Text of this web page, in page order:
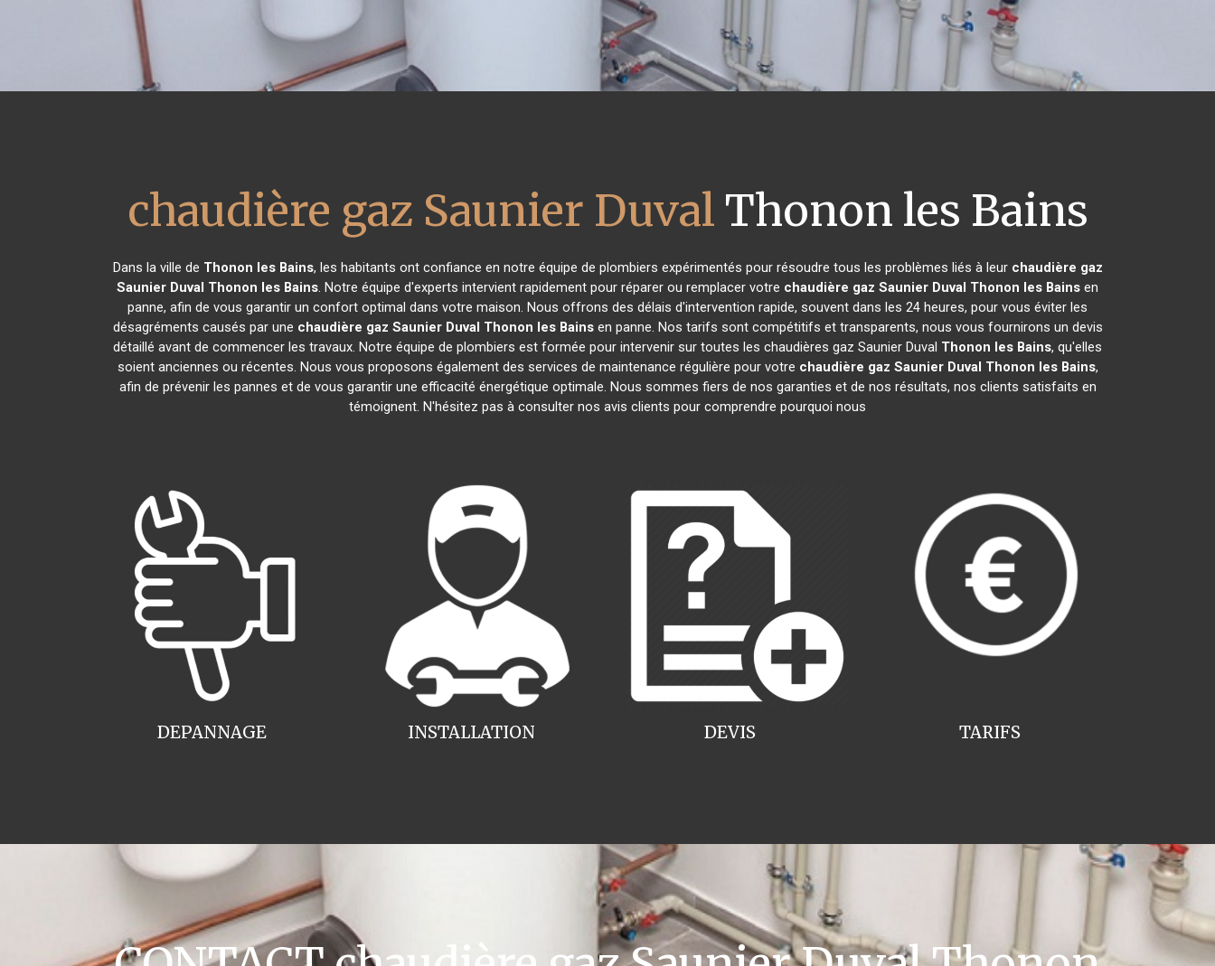
chaudière gaz Saunier Duval Thonon les Bains
Dans la ville de Thonon les Bains, les habitants ont confiance en notre équipe de plombiers expérimentés pour résoudre tous les problèmes liés à leur chaudière gaz
Saunier Duval Thonon les Bains. Notre équipe d'experts intervient rapidement pour réparer ou remplacer votre chaudière gaz Saunier Duval Thonon les Bains en
panne, afin de vous garantir un confort optimal dans votre maison. Nous offrons des délais d'intervention rapide, souvent dans les 24 heures, pour vous éviter les
désagréments causés par une chaudière gaz Saunier Duval Thonon les Bainsen panne. Nos tarifs sont compétitifs et transparents, nous vous fournirons un devis
détaillé avant de commencer les travaux. Notre équipe de plombiers est formée pour intervenir sur toutes les chaudières gaz Saunier Duval Thonon les Bains, qu'elles
soient anciennes ou récentes. Nous vous proposons également des services de maintenance régulière pour votre chaudière gaz Saunier Duval Thonon les Bains,
afin de prévenir les pannes et de vous garantir une efficacité énergétique optimale. Nous sommes fiers de nos garanties et de nos résultats, nos clients satisfaits en
témoignent. N'hésitez pas à consulter nos avis clients pour comprendre pourquoi nous
INSTALLATION
DEPANNAGE TARIFS
DEVIS